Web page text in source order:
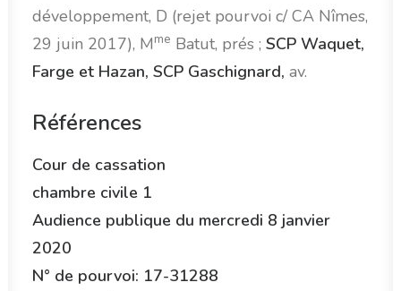
développement, D (rejet pourvoi c/ CA Nîmes,
29 juin 2017), Mme Batut, prés ; SCP Waquet,
Farge et Hazan, SCP Gaschignard, av.
Références
Cour de cassation
chambre civile 1
Audience publique du mercredi 8 janvier
2020
N° de pourvoi: 17-31288